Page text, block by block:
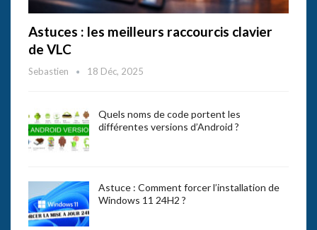
Astuces : les meilleurs raccourcis clavier
de VLC
Sebastien 18 Déc, 2025
Quels noms de code portent les
différentes versions d’Android ?
Astuce : Comment forcer l’installation de
Windows 11 24H2 ?